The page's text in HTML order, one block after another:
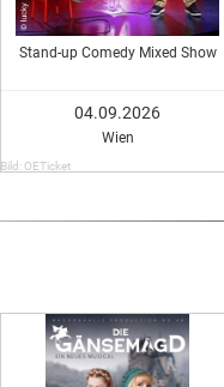
Stand-up Comedy Mixed Show
04.09.2026
Wien
Bild: OETicket